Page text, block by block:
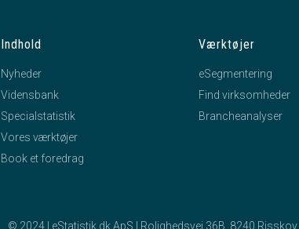
Indhold
Nyheder
Vidensbank
Specialstatistik
Vores værktøjer
Book et foredrag
Værktøjer
eSegmentering
Find virksomheder
Brancheanalyser
© 2024 | eStatistik.dk ApS | Rolighedsvej 36B, 8240 Risskov |